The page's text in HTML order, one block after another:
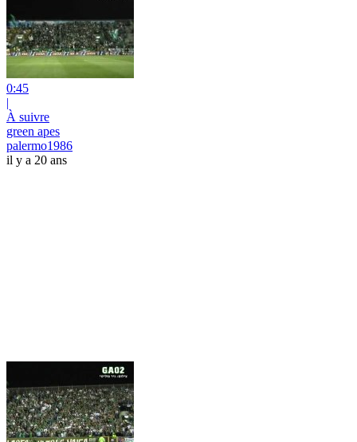
0:45
|
À suivre
green apes
palermo1986
il y a 20 ans